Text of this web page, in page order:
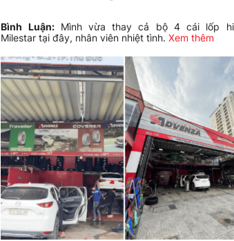
Bình Luận:Mình vừa thay cả bộ 4 cái lốp
Milestar tại đây, nhân viên nhiệt tình.Xem thêm